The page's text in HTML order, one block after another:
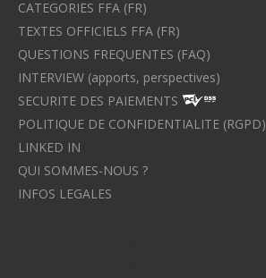
CATEGORIES FFA (FR)
TEXTES OFFICIELS FFA (FR)
QUESTIONS FREQUENTES (FAQ)
INTERVIEW (apports, perspectives)
SECURITE DES PAIEMENTS
POLITIQUE DE CONFIDENTIALITE (RGPD)
LINKED IN
QUI SOMMES-NOUS ?
INFOS LEGALES